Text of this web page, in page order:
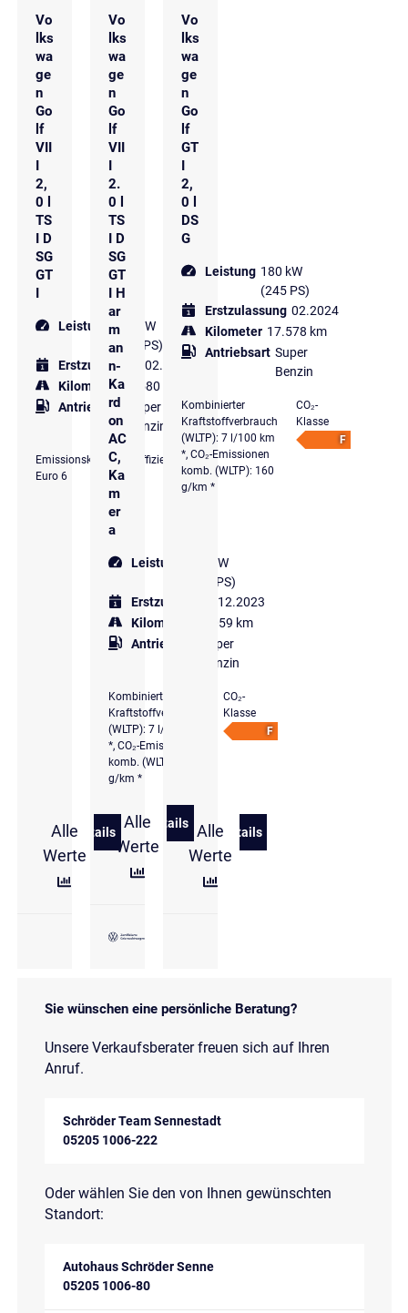
Vo
lks
wa
ge
n
Go
lf
VII
I
2,
0 l
TS
I D
SG
GT
I
Leistung 180 kW
(245 PS)
Erstzulassung
02.2023
Kilometer 28.580 km
Antriebsart
Super
Benzin
Emissionsklasse
Euro 6
Effizienzklasse
Alle
Werte
Details
zu Volkswagen Golf VIII 2,0 l TSI DSG GTI
Vo
lks
wa
ge
n
Go
lf
VII
I
2.
0 l
TS
I D
SG
GT
I H
ar
m
an
n-
Ka
rd
on
AC
C,
Ka
m
er
a
Leistung
180 kW
(245 PS)
Erstzulassung
12.2023
Kilometer
15.059 km
Antriebsart
Super
Benzin
Kombinierter
Kraftstoffverbrauch
(WLTP): 7 l/100 km
*, CO₂-Emissionen
komb. (WLTP): 160
g/km *
CO₂-
Klasse
F
Alle
Werte
Details
zu Volkswagen Golf VIII 2.0 l TSI DSG
Vo
lks
wa
ge
n
Go
lf
GT
I
2,
0 l
DS
G
Leistung 180 kW
(245 PS)
Erstzulassung 02.2024
Kilometer 17.578 km
Antriebsart Super
Benzin
Kombinierter
Kraftstoffverbrauch
(WLTP): 7 l/100 km
*, CO₂-Emissionen
komb. (WLTP): 160
g/km *
CO₂-
Klasse
F
Alle
Werte
Details
zu Volkswagen Golf GTI
Sie wünschen eine persönliche Beratung?
Unsere Verkaufsberater freuen sich auf Ihren
Anruf.
Schröder Team Sennestadt
05205 1006-222
Oder wählen Sie den von Ihnen gewünschten
Standort:
Autohaus Schröder Senne
05205 1006-80